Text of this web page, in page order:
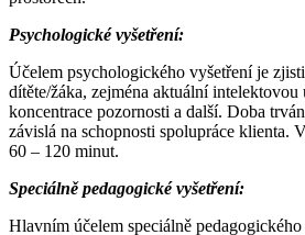
Psychologické vyšetření:
Účelem psychologického vyšetření je
dítěte/žáka, zejména aktuální intelektovou
koncentrace pozornosti a další. Doba
závislá na schopnosti spolupráce klienta.
60 – 120 minut.
Speciálně pedagogické vyšetření:
Hlavním účelem speciálně